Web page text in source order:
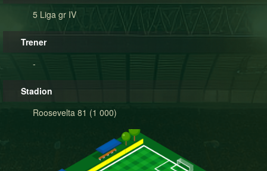
5 Liga gr IV
Trener
-
Stadion
Roosevelta 81 (1 000)